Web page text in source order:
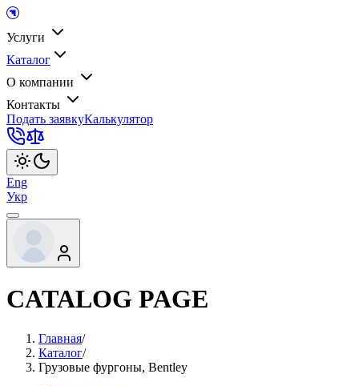
Услуги
Каталог
О компании
Контакты
Подать заявкуКалькулятор
Eng
Укр
CATALOG PAGE
Главная/
Каталог/
Грузовые фургоны, Bentley